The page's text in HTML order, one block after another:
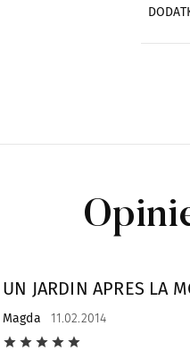
UN JARDIN APRES LA
Magda 11.02.2014